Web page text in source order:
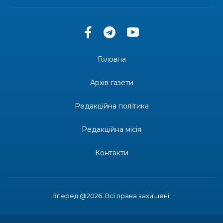
«Дві музи» у Рівному: свято краси, мистецтва
Одна з найяскравіших постатей Бахмута –
професійним святом
Вперед @2026. Всі права захищені.
Головна
Архів газети
Редакційна політика
Редакційна місія
Контакти